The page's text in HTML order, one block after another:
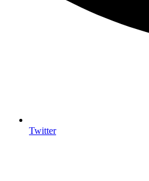
Twitter